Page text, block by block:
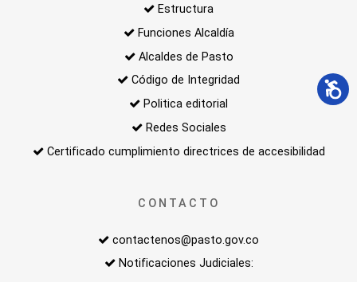
Estructura
Funciones Alcaldía
Alcaldes de Pasto
Código de Integridad
Politica editorial
Redes Sociales
Certificado cumplimiento directrices de accesibilidad
CONTACTO
contactenos@pasto.gov.co
Notificaciones Judiciales: